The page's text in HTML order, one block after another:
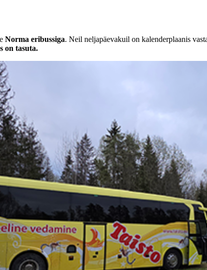
Norma eribussiga. Neil neljapäevakuil on kalenderplaanis
on tasuta.